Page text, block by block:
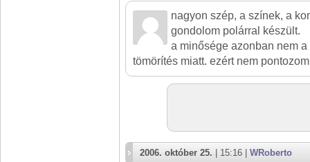
nagyon szép, a színek, a
gondolom polárral készült.
a minősége azonban nem
tömörítés miatt. ezért nem
2006. október 25. | 15:16 | WRoberto